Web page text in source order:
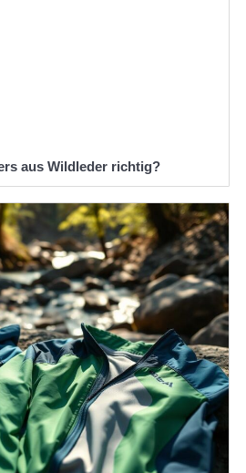
aus Wildleder richtig?